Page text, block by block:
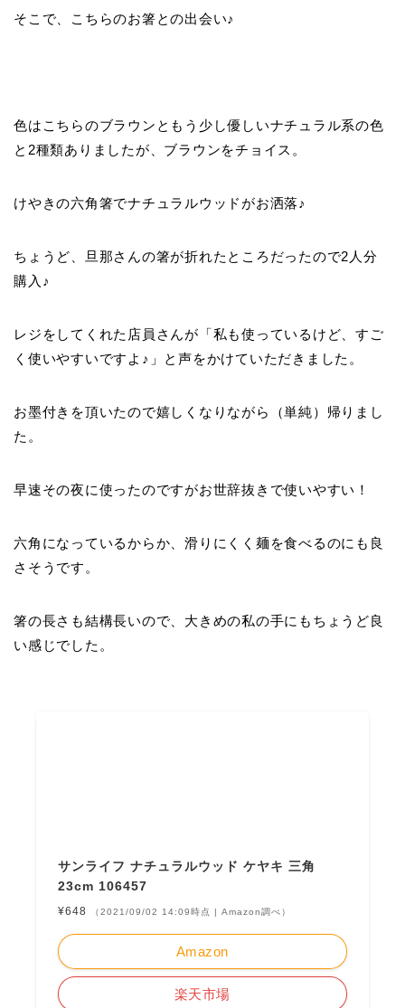
そこで、こちらのお箸との出会い♪
色はこちらのブラウンともう少し優しいナチュラル系の色
と2種類ありましたが、ブラウンをチョイス。
けやきの六角箸でナチュラルウッドがお洒落♪
ちょうど、旦那さんの箸が折れたところだったので2人分
購入♪
レジをしてくれた店員さんが「私も使っているけど、すご
く使いやすいですよ♪」と声をかけていただきました。
お墨付きを頂いたので嬉しくなりながら（単純）帰りまし
た。
早速その夜に使ったのですがお世辞抜きで使いやすい！
六角になっているからか、滑りにくく麺を食べるのにも良
さそうです。
箸の長さも結構長いので、大きめの私の手にもちょうど良
い感じでした。
サンライフ ナチュラルウッド ケヤキ 三角
23cm 106457
¥648 （2021/09/02 14:09時点 | Amazon調べ）
Amazon
楽天市場